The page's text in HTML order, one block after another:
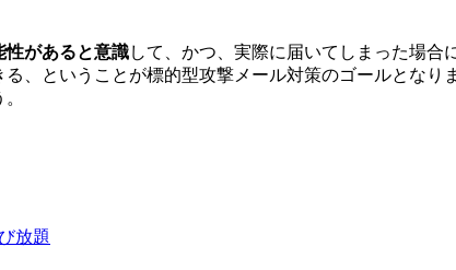
性があると意識して、かつ、実際に届いてしまった場合
、ということが標的型攻撃メール対策のゴールとなり